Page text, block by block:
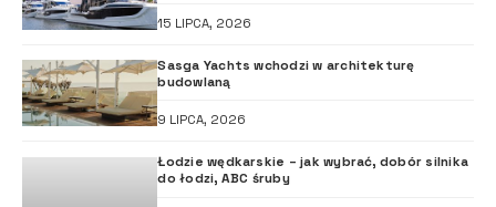
15 LIPCA, 2026
Sasga Yachts wchodzi w architekturę
budowlaną
9 LIPCA, 2026
Łodzie wędkarskie – jak wybrać, dobór silnika
do łodzi, ABC śruby